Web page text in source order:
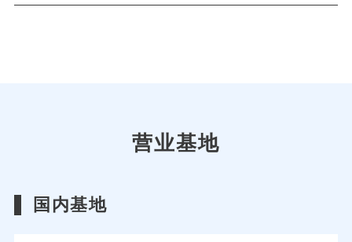
营业基地
国内基地